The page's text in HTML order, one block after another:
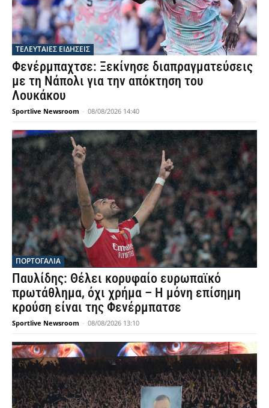
ΤΕΛΕΥΤΑΙΕΣ ΕΙΔΗΣΕΙΣ
Φενέρμπαχτσε: Ξεκίνησε διαπραγματεύσεις
με τη Νάπολι για την απόκτηση του
Λουκάκου
Sportlive Newsroom - 08/08/2026 14:40
ΠΟΡΤΟΓΑΛΙΑ
Παυλίδης: Θέλει κορυφαίο ευρωπαϊκό
πρωτάθλημα, όχι χρήμα – Η μόνη επίσημη
κρούση είναι της Φενέρμπατσε
Sportlive Newsroom - 08/08/2026 13:10